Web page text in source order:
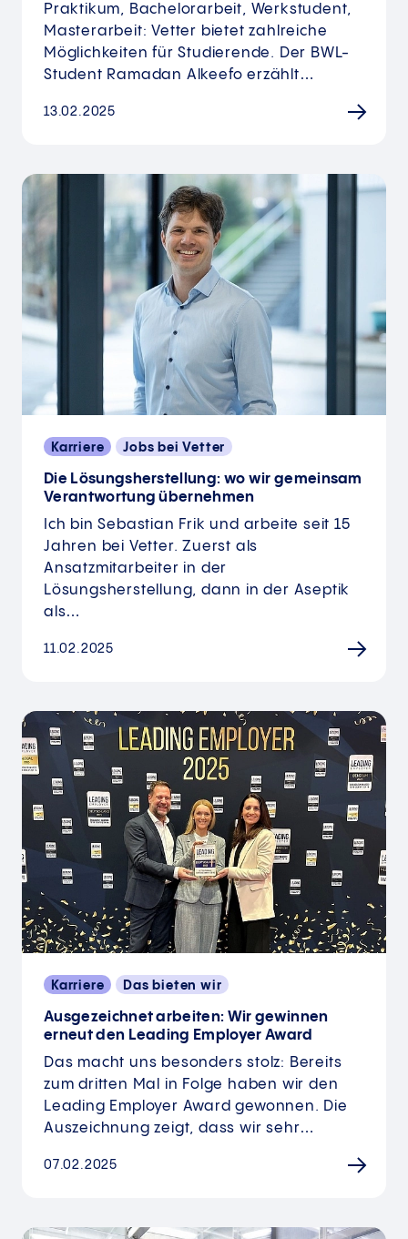
Praktikum, Bachelorarbeit, Werkstudent,
Masterarbeit: Vetter bietet zahlreiche
Möglichkeiten für Studierende. Der BWL-
Student Ramadan Alkeefo erzählt…
13.02.2025
Karriere Jobs bei Vetter
Die Lösungs­herstellung: wo wir gemeinsam
Verantwortung übernehmen
Ich bin Sebastian Frik und arbeite seit 15
Jahren bei Vetter. Zuerst als
Ansatzmitarbeiter in der
Lösungsherstellung, dann in der Aseptik
als…
11.02.2025
Karriere Das bieten wir
Ausgezeichnet arbeiten: Wir gewinnen
erneut den Leading Employer Award
Das macht uns besonders stolz: Bereits
zum dritten Mal in Folge haben wir den
Leading Employer Award gewonnen. Die
Auszeichnung zeigt, dass wir sehr…
07.02.2025